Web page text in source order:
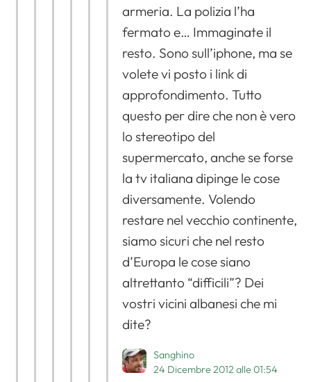
armeria. La polizia l’ha
fermato e… Immaginate il
resto. Sono sull’iphone, ma se
volete vi posto i link di
approfondimento. Tutto
questo per dire che non è vero
lo stereotipo del
supermercato, anche se forse
la tv italiana dipinge le cose
diversamente. Volendo
restare nel vecchio continente,
siamo sicuri che nel resto
d’Europa le cose siano
altrettanto “difficili”? Dei
vostri vicini albanesi che mi
dite?
Sanghino
24 Dicembre 2012 alle 01:54